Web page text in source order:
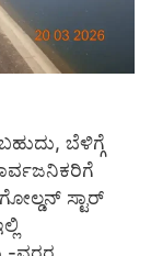
ಬೆಳಿಗ್ಗೆ
ಸ್ಟಾರ್